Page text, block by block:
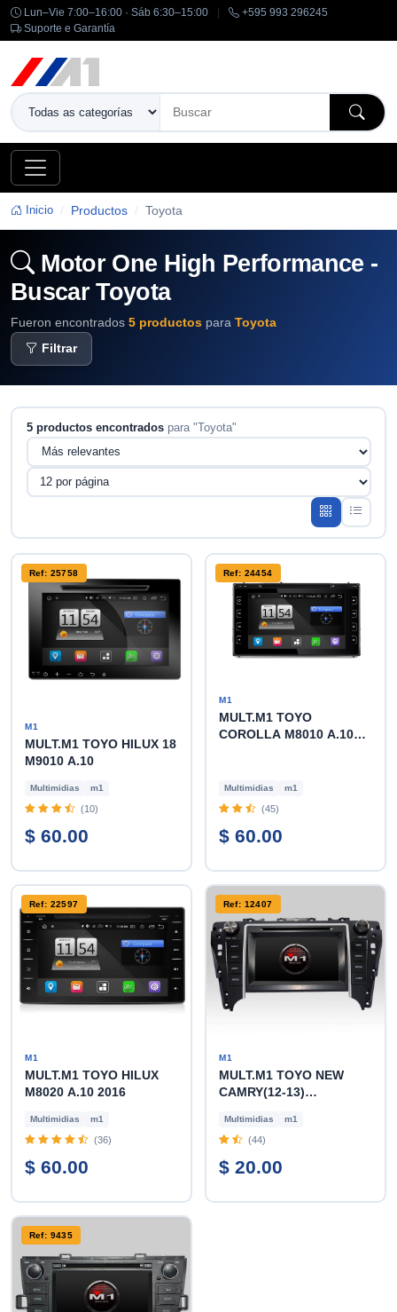
Lun–Vie 7:00–16:00 · Sáb 6:30–15:00
+595 993 296245
Suporte e Garantía
Inicio Productos Toyota
Motor One High Performance -
Buscar Toyota
Fueron encontrados 5 productos para Toyota
Filtrar
5 productos encontradospara "Toyota"
Ref: 25758
M1
MULT.M1 TOYO HILUX 18
M9010 A.10
Multimidias m1
(10)
$ 60.00
Ref: 24454
M1
MULT.M1 TOYO
COROLLA M8010 A.10
Multimidias m1
(45)
$ 60.00
Ref: 22597
M1
MULT.M1 TOYO HILUX
M8020 A.10 2016
Multimidias m1
(36)
$ 60.00
Ref: 12407
M1
MULT.M1 TOYO NEW
CAMRY(12-13)
Multimidias m1
(44)
$ 20.00
Ref: 9435